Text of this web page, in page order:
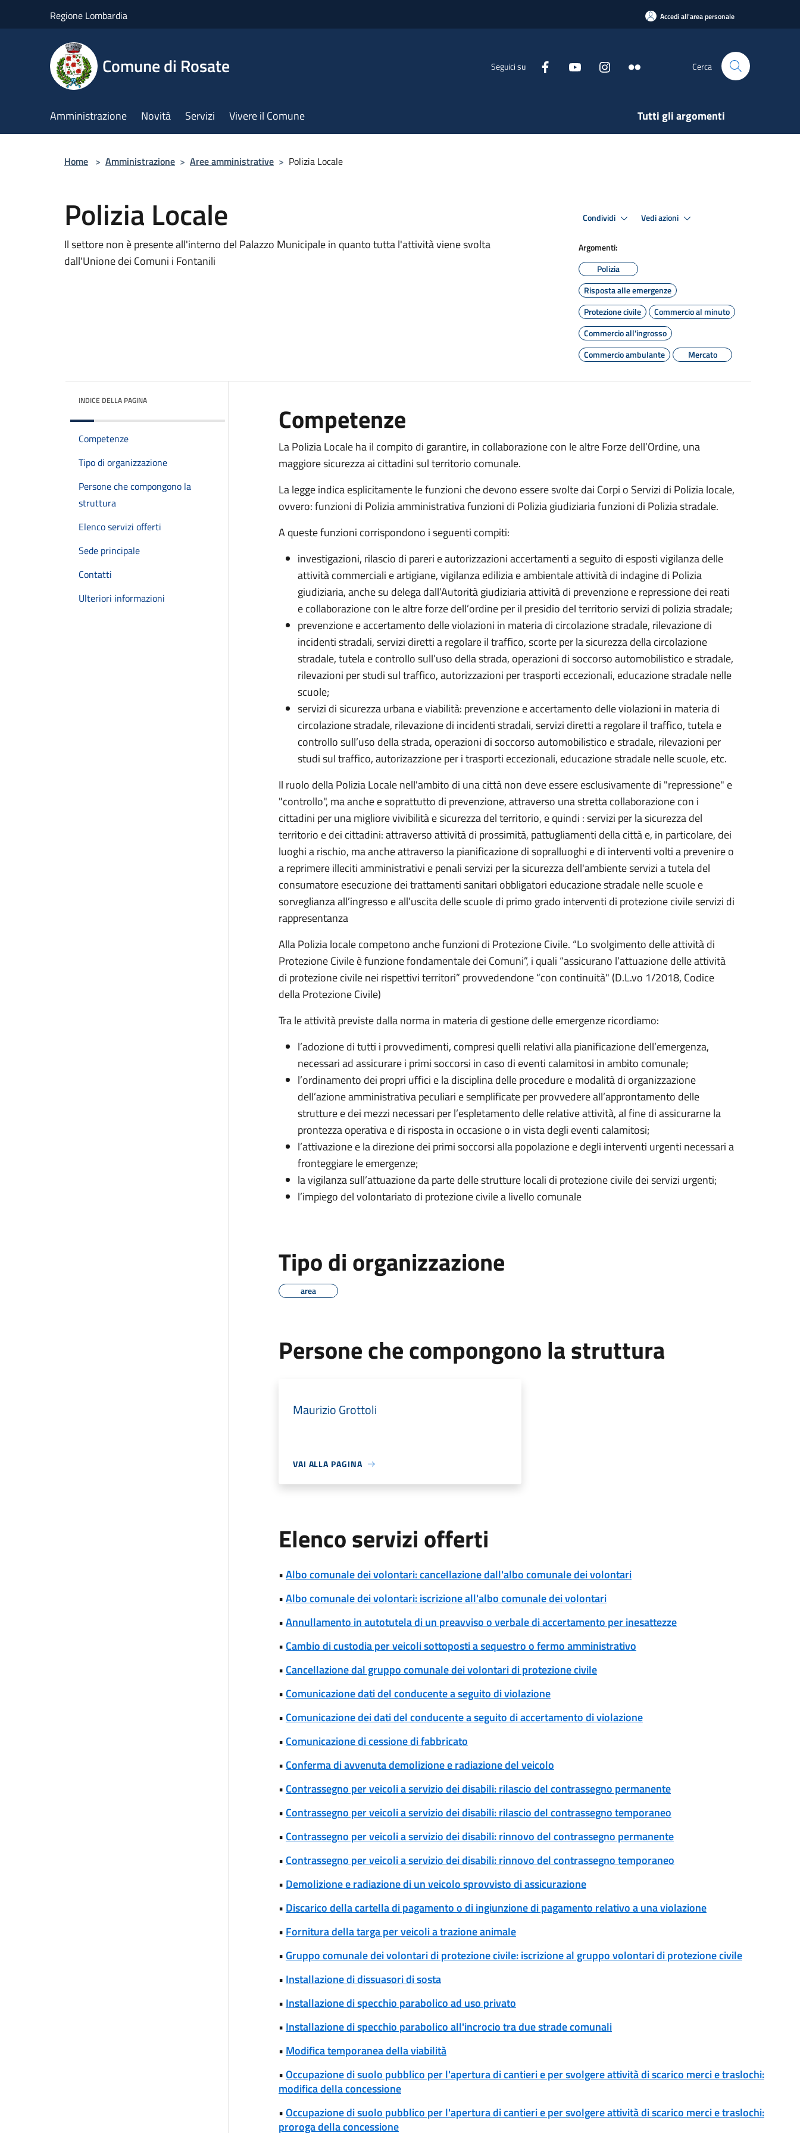
Regione Lombardia Accedi all'area personale
Comune di Rosate Seguici su Cerca
Amministrazione Novità Servizi Vivere il Comune Tutti gli argomenti
Home > Amministrazione > Aree amministrative > Polizia Locale
Polizia Locale
Il settore non è presente all'interno del Palazzo Municipale in quanto tutta l'attività viene svolta
dall'Unione dei Comuni i Fontanili
Condividi Vedi azioni
Argomenti:
Polizia
Risposta alle emergenze
Protezione civile
Commercio al minuto
Commercio all'ingrosso
Commercio ambulante
Mercato
INDICE DELLA PAGINA
Competenze
Tipo di organizzazione
Persone che compongono la
struttura
Elenco servizi offerti
Sede principale
Contatti
Ulteriori informazioni
Competenze
La Polizia Locale ha il compito di garantire, in collaborazione con le altre Forze dell’Ordine, una
maggiore sicurezza ai cittadini sul territorio comunale.
La legge indica esplicitamente le funzioni che devono essere svolte dai Corpi o Servizi di Polizia locale,
ovvero: funzioni di Polizia amministrativa funzioni di Polizia giudiziaria funzioni di Polizia stradale.
A queste funzioni corrispondono i seguenti compiti:
investigazioni, rilascio di pareri e autorizzazioni accertamenti a seguito di esposti vigilanza delle
attività commerciali e artigiane, vigilanza edilizia e ambientale attività di indagine di Polizia
giudiziaria, anche su delega dall’Autorità giudiziaria attività di prevenzione e repressione dei reati
e collaborazione con le altre forze dell’ordine per il presidio del territorio servizi di polizia stradale;
prevenzione e accertamento delle violazioni in materia di circolazione stradale, rilevazione di
incidenti stradali, servizi diretti a regolare il traffico, scorte per la sicurezza della circolazione
stradale, tutela e controllo sull’uso della strada, operazioni di soccorso automobilistico e stradale,
rilevazioni per studi sul traffico, autorizzazioni per trasporti eccezionali, educazione stradale nelle
scuole;
servizi di sicurezza urbana e viabilità: prevenzione e accertamento delle violazioni in materia di
circolazione stradale, rilevazione di incidenti stradali, servizi diretti a regolare il traffico, tutela e
controllo sull’uso della strada, operazioni di soccorso automobilistico e stradale, rilevazioni per
studi sul traffico, autorizazzione per i trasporti eccezionali, educazione stradale nelle scuole, etc.
Il ruolo della Polizia Locale nell'ambito di una città non deve essere esclusivamente di "repressione" e
"controllo", ma anche e soprattutto di prevenzione, attraverso una stretta collaborazione con i
cittadini per una migliore vivibilità e sicurezza del territorio, e quindi : servizi per la sicurezza del
territorio e dei cittadini: attraverso attività di prossimità, pattugliamenti della città e, in particolare, dei
luoghi a rischio, ma anche attraverso la pianificazione di sopralluoghi e di interventi volti a prevenire o
a reprimere illeciti amministrativi e penali servizi per la sicurezza dell'ambiente servizi a tutela del
consumatore esecuzione dei trattamenti sanitari obbligatori educazione stradale nelle scuole e
sorveglianza all’ingresso e all’uscita delle scuole di primo grado interventi di protezione civile servizi di
rappresentanza
Alla Polizia locale competono anche funzioni di Protezione Civile. “Lo svolgimento delle attività di
Protezione Civile è funzione fondamentale dei Comuni”, i quali “assicurano l’attuazione delle attività
di protezione civile nei rispettivi territori” provvedendone “con continuità" (D.L.vo 1/2018, Codice
della Protezione Civile)
Tra le attività previste dalla norma in materia di gestione delle emergenze ricordiamo:
l’adozione di tutti i provvedimenti, compresi quelli relativi alla pianificazione dell’emergenza,
necessari ad assicurare i primi soccorsi in caso di eventi calamitosi in ambito comunale;
l’ordinamento dei propri uffici e la disciplina delle procedure e modalità di organizzazione
dell’azione amministrativa peculiari e semplificate per provvedere all’approntamento delle
strutture e dei mezzi necessari per l’espletamento delle relative attività, al fine di assicurarne la
prontezza operativa e di risposta in occasione o in vista degli eventi calamitosi;
l’attivazione e la direzione dei primi soccorsi alla popolazione e degli interventi urgenti necessari a
fronteggiare le emergenze;
la vigilanza sull’attuazione da parte delle strutture locali di protezione civile dei servizi urgenti;
l’impiego del volontariato di protezione civile a livello comunale
Tipo di organizzazione
area
Persone che compongono la struttura
Maurizio Grottoli
VAI ALLA PAGINA
Elenco servizi offerti
•Albo comunale dei volontari: cancellazione dall'albo comunale dei volontari
•Albo comunale dei volontari: iscrizione all'albo comunale dei volontari
•Annullamento in autotutela di un preavviso o verbale di accertamento per inesattezze
• Cambio di custodia per veicoli sottoposti a sequestro o fermo amministrativo
• Cancellazione dal gruppo comunale dei volontari di protezione civile
• Comunicazione dati del conducente a seguito di violazione
• Comunicazione dei dati del conducente a seguito di accertamento di violazione
• Comunicazione di cessione di fabbricato
• Conferma di avvenuta demolizione e radiazione del veicolo
• Contrassegno per veicoli a servizio dei disabili: rilascio del contrassegno permanente
• Contrassegno per veicoli a servizio dei disabili: rilascio del contrassegno temporaneo
• Contrassegno per veicoli a servizio dei disabili: rinnovo del contrassegno permanente
• Contrassegno per veicoli a servizio dei disabili: rinnovo del contrassegno temporaneo
• Demolizione e radiazione di un veicolo sprovvisto di assicurazione
• Discarico della cartella di pagamento o di ingiunzione di pagamento relativo a una violazione
• Fornitura della targa per veicoli a trazione animale
• Gruppo comunale dei volontari di protezione civile: iscrizione al gruppo volontari di protezione civile
• Installazione di dissuasori di sosta
• Installazione di specchio parabolico ad uso privato
• Installazione di specchio parabolico all'incrocio tra due strade comunali
• Modifica temporanea della viabilità
•Occupazione di suolo pubblico per l'apertura di cantieri e per svolgere attività di scarico merci e traslochi:
modifica della concessione
•Occupazione di suolo pubblico per l'apertura di cantieri e per svolgere attività di scarico merci e traslochi:
proroga della concessione